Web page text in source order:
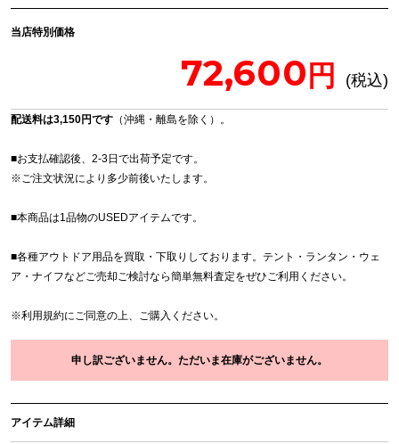
当店特別価格
72,600
配送料は3,150円です （沖縄・離島を除く）。
■お支払確認後、2-3日で出荷予定です。
※ご注文状況により多少前後いたします。
■本商品は1品物のUSEDアイテムです。
■各種アウトドア用品を買取・下取りしております。テント・ランタン・ウェ
ア・ナイフなどご売却ご検討なら簡単無料査定をぜひご利用ください。
※利用規約にご同意の上、ご購入ください。
申し訳ございません。ただいま在庫がございません。
アイテム詳細